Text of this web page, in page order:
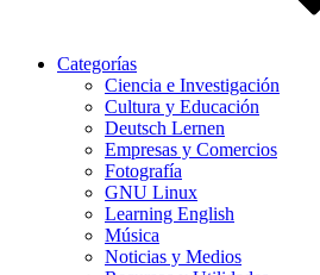
Categorías
Ciencia e Investigación
Cultura y Educación
Deutsch Lernen
Empresas y Comercios
Fotografía
GNU Linux
Learning English
Música
Noticias y Medios